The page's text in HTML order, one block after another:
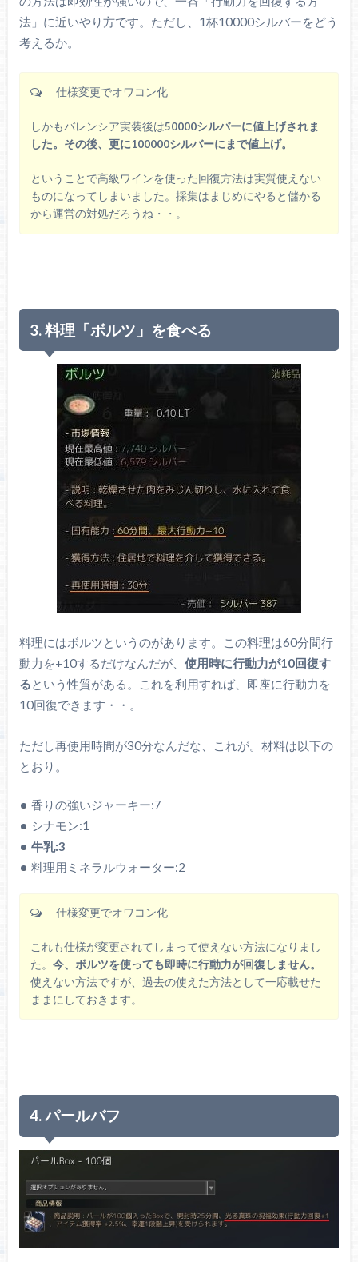
法」に近いやり方です。ただし、1杯10000シルバーをどう
考えるか。
仕様変更でオワコン化
しかもバレンシア実装後は50000シルバーに値上げされま
した。その後、更に100000シルバーにまで値上げ。
ということで高級ワインを使った回復方法は実質使えない
ものになってしまいました。採集はまじめにやると儲かる
から運営の対処だろうね・・。
3. 料理「ボルツ」を食べる
料理にはボルツというのがあります。この料理は60分間行
動力を+10するだけなんだが、 使用時に行動力が10回復す
るという性質がある。これを利用すれば、即座に行動力を
10回復できます・・。
ただし再使用時間が30分なんだな、これが。材料は以下の
とおり。
香りの強いジャーキー:7
シナモン:1
牛乳:3
料理用ミネラルウォーター:2
仕様変更でオワコン化
これも仕様が変更されてしまって使えない方法になりまし
た。今、ボルツを使っても即時に行動力が回復しません。
使えない方法ですが、過去の使えた方法として一応載せた
ままにしておきます。
4. パールバフ